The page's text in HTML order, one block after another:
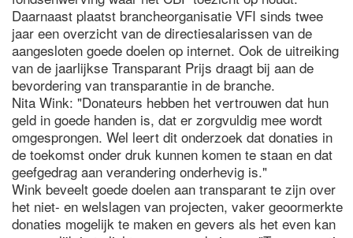
Daarnaast plaatst brancheorganisatie VFI sinds twee
jaar een overzicht van de directiesalarissen van de
aangesloten goede doelen op internet. Ook de uitreiking
van de jaarlijkse Transparant Prijs draagt bij aan de
bevordering van transparantie in de branche.
Nita Wink: "Donateurs hebben het vertrouwen dat hun
geld in goede handen is, dat er zorgvuldig mee wordt
omgesprongen. Wel leert dit onderzoek dat donaties in
de toekomst onder druk kunnen komen te staan en dat
geefgedrag aan verandering onderhevig is."
Wink beveelt goede doelen aan transparant te zijn over
het niet- en welslagen van projecten, vaker geoormerkte
donaties mogelijk te maken en gevers als het even kan